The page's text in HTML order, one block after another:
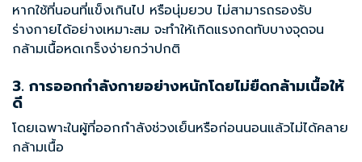
หากใช้ที่นอนที่แข็งเกินไป หรือนุ่มยวบ ไม่สามารถรองรับ
ร่างกายได้อย่างเหมาะสม จะทำให้เกิดแรงกดทับบางจุดจน
กล้ามเนื้อหดเกร็งง่ายกว่าปกติ
3. การออกกำลังกายอย่างหนักโดยไม่ยืดกล้ามเนื้อให้
ดี
โดยเฉพาะในผู้ที่ออกกำลังช่วงเย็นหรือก่อนนอนแล้วไม่ได้คลาย
กล้ามเนื้อ